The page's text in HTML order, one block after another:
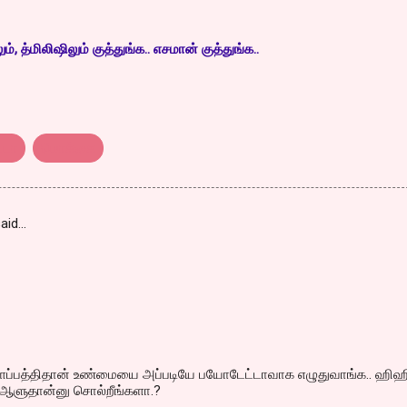
குத்துங்க.. எசமான் குத்துங்க..
உண்மையை அப்படியே பயோடேட்டாவாக எழுதுவாங்க..
ஆளுதான்னு சொல்றீங்களா.?